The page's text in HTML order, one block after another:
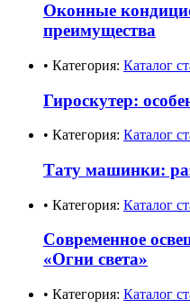
Оконные
преимущества
• Категория: Каталог
Гироскутер:
• Категория: Каталог
Тату машинки:
• Категория: Каталог
Современное
«Огни света»
• Категория: Каталог